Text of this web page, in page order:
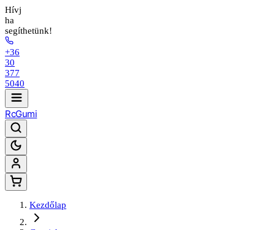
Hívj
ha
segíthetünk!
+36
30
377
5040
RcGumi
Kezdőlap